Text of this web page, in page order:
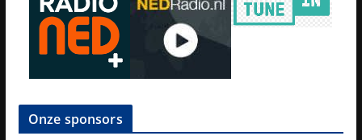
Onze sponsors